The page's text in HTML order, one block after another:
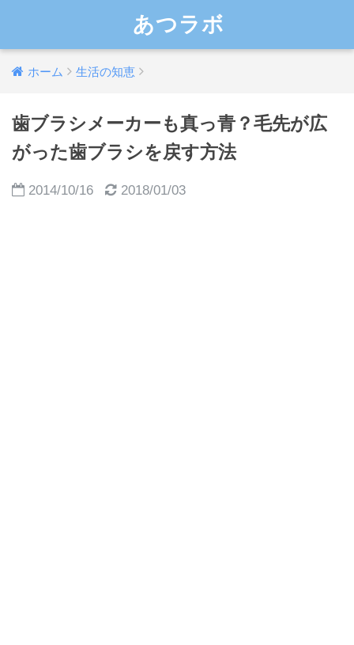
あつラボ
ホーム 生活の知恵
歯ブラシメーカーも真っ青？毛先が広
がった歯ブラシを戻す方法
2014/10/16 2018/01/03